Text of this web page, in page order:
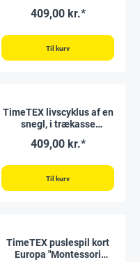
Premium"
409,00 kr.*
Til kurv
TimeTEX livscyklus af en
snegl, i trækasse
409,00 kr.*
Til kurv
TimeTEX puslespil kort
Europa "Montessori